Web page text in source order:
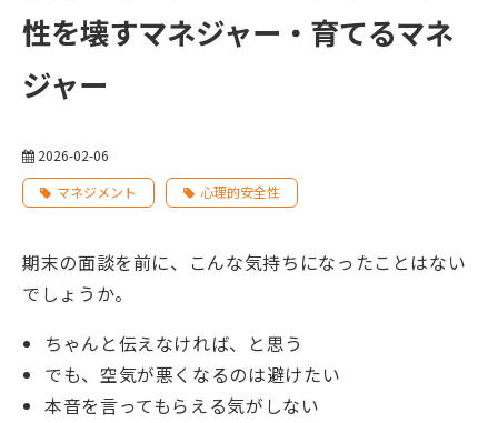
性を壊すマネジャー・育てるマネ
ジャー
2026-02-06
マネジメント
心理的安全性
期末の面談を前に、こんな気持ちになったことはない
でしょうか。
ちゃんと伝えなければ、と思う
でも、空気が悪くなるのは避けたい
本音を言ってもらえる気がしない